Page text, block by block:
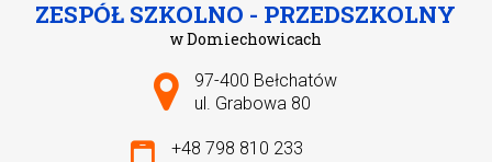
ZESPÓŁ SZKOLNO - PRZEDSZKOLNY
w Domiechowicach
Adres pocztowy:
97-400 Bełchatów
ul. Grabowa 80
+48 798 810 233